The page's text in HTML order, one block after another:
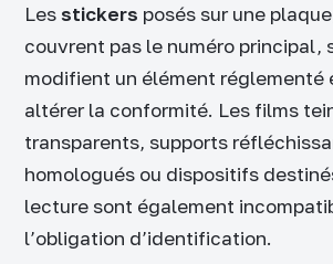
Lesstickers posés sur une
couvrent pas le numéro principal,
modifient un élément réglementé
altérer la conformité. Les films
transparents, supports
homologués ou dispositifs
lecture sont également
l’obligation d’identification.